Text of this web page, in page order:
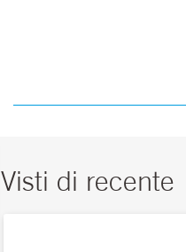
Visti di recente